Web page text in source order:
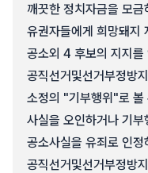
깨끗한 정치자금을 모
유권자들에게 희망돼지
공소외 4 후보의 지지를
공직선거및선거부정방
소정의 "기부행위"로 볼
사실을 오인하거나 기부
공소사실을 유죄로 인정
공직선거및선거부정방